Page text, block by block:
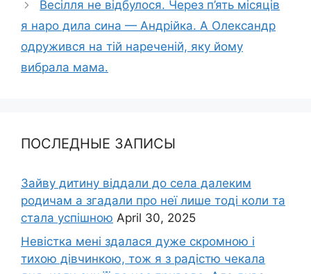
Bесілля не відбулося. Через п’ять місяців
я наpо дила сина — Андрійка. А Олександр
одружився на тій нареченій, яку йому
вибрала мама.
ПОСЛЕДНЫЕ ЗАПИСЫ
Зайву дитину віддали до села далеким
родичам а згадали про неї лише тоді коли та
стала успішною April 30, 2025
Невістка мені здалася дуже скромною і
тихою дівчинкою, тож я з радістю чекала